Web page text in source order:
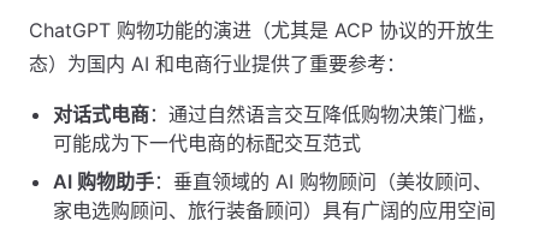
ChatGPT 购物功能的演进（尤其是 ACP 协议的开放生
态）为国内 AI 和电商行业提供了重要参考：
对话式电商：通过自然语言交互降低购物决策门槛，
可能成为下一代电商的标配交互范式
AI 购物助手：垂直领域的 AI 购物顾问（美妆顾问、
家电选购顾问、旅行装备顾问）具有广阔的应用空间